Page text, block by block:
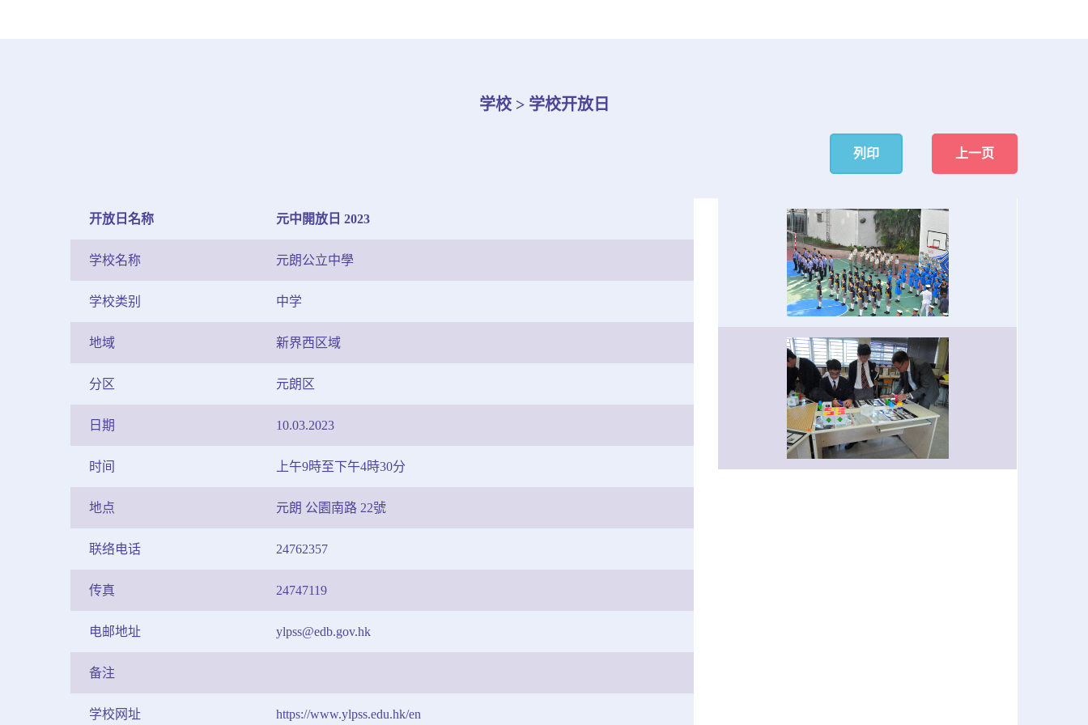
学校 > 学校开放日
列印 上一页
开放日名称 元中開放日 2023
学校名称 元朗公立中學
学校类别 中学
地域 新界西区域
分区 元朗区
日期 10.03.2023
时间 上午9時至下午4時30分
地点 元朗 公園南路 22號
联络电话 24762357
传真 24747119
电邮地址 ylpss@edb.gov.hk
备注
学校网址 https://www.ylpss.edu.hk/en